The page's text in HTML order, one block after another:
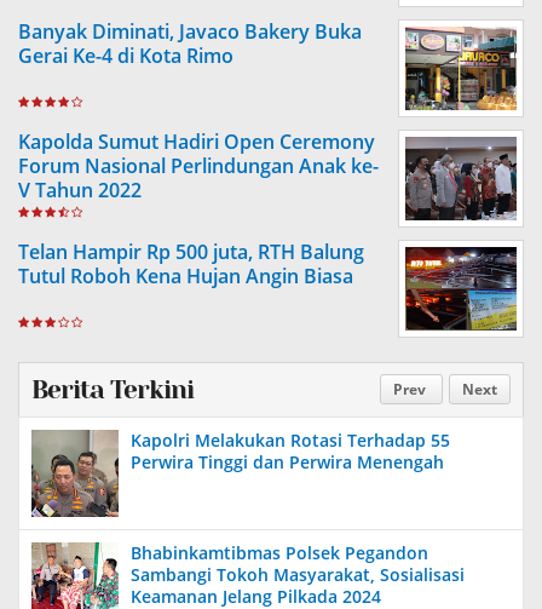
Banyak Diminati, Javaco Bakery Buka
Gerai Ke-4 di Kota Rimo
Kapolda Sumut Hadiri Open Ceremony
Forum Nasional Perlindungan Anak ke-
V Tahun 2022
Telan Hampir Rp 500 juta, RTH Balung
Tutul Roboh Kena Hujan Angin Biasa
Prev Next
Berita Terkini
Kapolri Melakukan Rotasi Terhadap 55
Perwira Tinggi dan Perwira Menengah
Bhabinkamtibmas Polsek Pegandon
Sambangi Tokoh Masyarakat, Sosialisasi
Keamanan Jelang Pilkada 2024